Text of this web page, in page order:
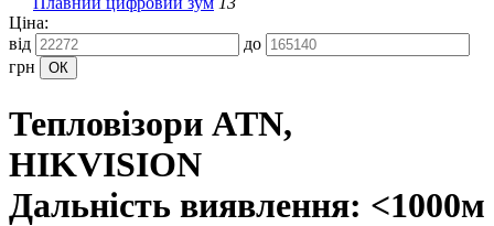
Ціна:
від
до
грн
Тепловізори ATN,
HIKVISION
Дальність виявлення: <1000м